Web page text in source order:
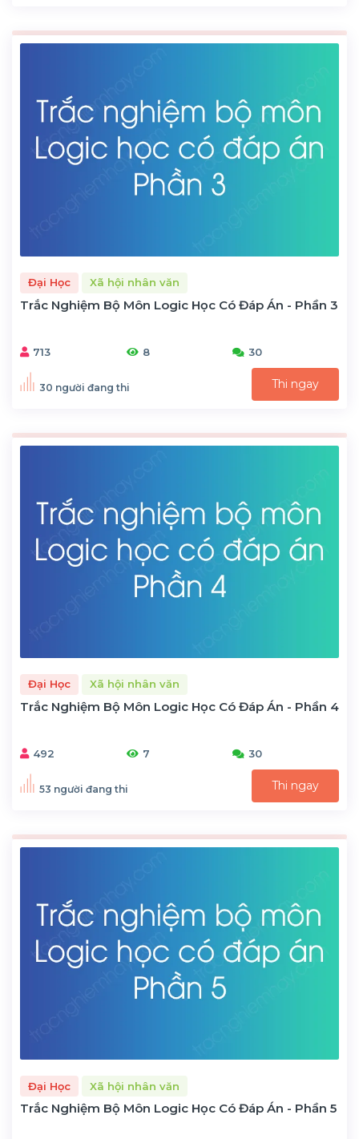
Đại Học Xã hội nhân văn
Trắc Nghiệm Bộ Môn Logic Học Có Đáp Án - Phần 3
713 8 30
30 người đang thi Thi ngay
Đại Học Xã hội nhân văn
Trắc Nghiệm Bộ Môn Logic Học Có Đáp Án - Phần 4
492 7 30
53 người đang thi Thi ngay
Đại Học Xã hội nhân văn
Trắc Nghiệm Bộ Môn Logic Học Có Đáp Án - Phần 5